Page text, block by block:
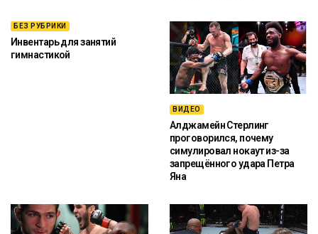
БЕЗ РУБРИКИ
Инвентарь для занятий
гимнастикой
ВИДЕО
Алджамейн Стерлинг
проговорился, почему
симулировал нокаут из-за
запрещённого удара Петра
Яна